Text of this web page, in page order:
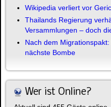
Wikipedia verliert vor
Thailands Regierung
Versammlungen – doch
Nach dem
nächste Bombe
Wer ist Online?